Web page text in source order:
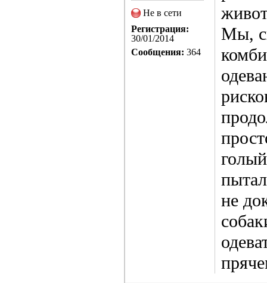
Не в сети
Регистрация:
30/01/2014
Сообщения: 364
Мы,
не